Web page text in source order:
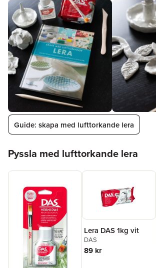
Guide: skapa med lufttorkande lera
Pyssla med lufttorkande lera
Lera DAS 1kg vit
DAS
89 kr